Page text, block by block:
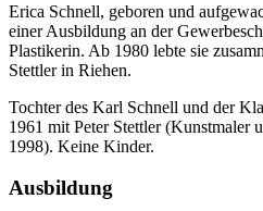
Erica Schnell, geboren und
einer Ausbildung an der
Plastikerin. Ab 1980 lebte sie
Stettler in Riehen.
Tochter des Karl Schnell und der
1961 mit Peter Stettler (Kunstmaler
1998). Keine Kinder.
Ausbildung